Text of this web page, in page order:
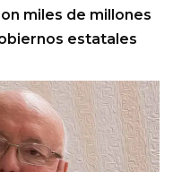
miles de millones
estatales